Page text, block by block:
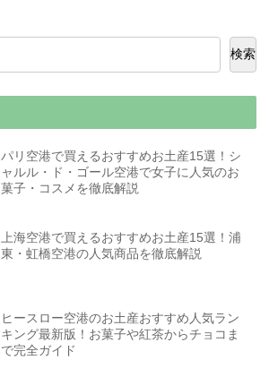
検索
パリ空港で買えるおすすめお土産15選！シ
ャルル・ド・ゴール空港で女子に人気のお
菓子・コスメを徹底解説
上海空港で買えるおすすめお土産15選！浦
東・虹橋空港の人気商品を徹底解説
ヒースロー空港のお土産おすすめ人気ラン
キング最新版！お菓子や紅茶からチョコま
で完全ガイド